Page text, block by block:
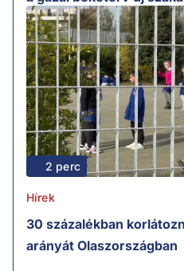
2 perc
Hírek
30 százalékban
arányát Olaszországban